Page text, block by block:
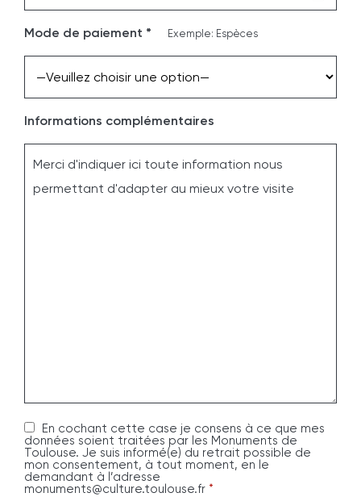
Mode de paiement * Exemple: Espèces
Informations complémentaires
En cochant cette case je consens à ce que mes
données soient traitées par les Monuments de
Toulouse. Je suis informé(e) du retrait possible de
mon consentement, à tout moment, en le
demandant à l’adresse
monuments@culture.toulouse.fr *